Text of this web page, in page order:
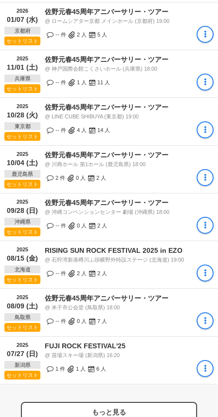
2026
01/07 (水)
京都府
セットリスト
佐野元春45周年アニバーサリー・ツアー
@ ロームシアター京都 メインホール (京都府) 19:00
-- 件 2 人 5 人
2025
11/01 (土)
兵庫県
セットリスト
佐野元春45周年アニバーサリー・ツアー
@ 神戸国際会館こくさいホール (兵庫県) 18:00
-- 件 1 人 11 人
2025
10/28 (火)
東京都
セットリスト
佐野元春45周年アニバーサリー・ツアー
@ LINE CUBE SHIBUYA (東京都) 19:00
-- 件 4 人 14 人
2025
10/04 (土)
鹿児島県
セットリスト
佐野元春45周年アニバーサリー・ツアー
@ 川商ホール 第1ホール (鹿児島県) 18:00
2 件 0 人 2 人
2025
09/28 (日)
沖縄県
セットリスト
佐野元春45周年アニバーサリー・ツアー
@ 沖縄コンベンションセンター 劇場 (沖縄県) 18:00
-- 件 0 人 2 人
2025
08/15 (金)
北海道
セットリスト
RISING SUN ROCK FESTIVAL 2025 in EZO
@ 石狩湾新港樽川ふ頭横野外特設ステージ (北海道) 19:00
-- 件 2 人 2 人
2025
08/09 (土)
鳥取県
セットリスト
佐野元春45周年アニバーサリー・ツアー
@ 米子市公会堂 (鳥取県) 18:00
-- 件 0 人 7 人
2025
07/27 (日)
新潟県
セットリスト
FUJI ROCK FESTIVAL'25
@ 苗場スキー場 (新潟県) 16:20
1 件 1 人 6 人
もっと見る